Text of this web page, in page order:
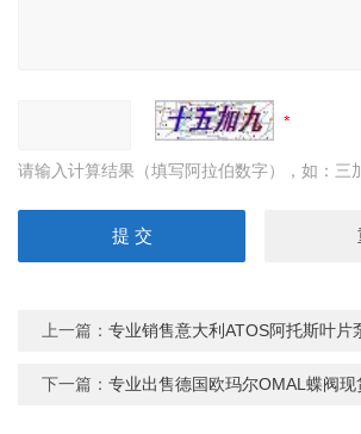
请输入计算结果（填写阿拉伯数字），如：三
上一篇：专业销售意大利ATOS阿托斯叶片
下一篇：专业出售德国欧玛尔OMAL蝶阀现